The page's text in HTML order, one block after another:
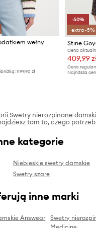
wełny
1199,90 zł
-50%
extra -5%
Stine
Cena
409,99
Cena
Najniższa
Swetry nierozpinane
tam to, czego
kategorie
Niebieskie swetry damskie
Swetry szare
inne marki
Answear
Swetry